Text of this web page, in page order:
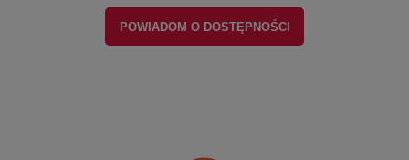
POWIADOM O DOSTĘPNOŚCI